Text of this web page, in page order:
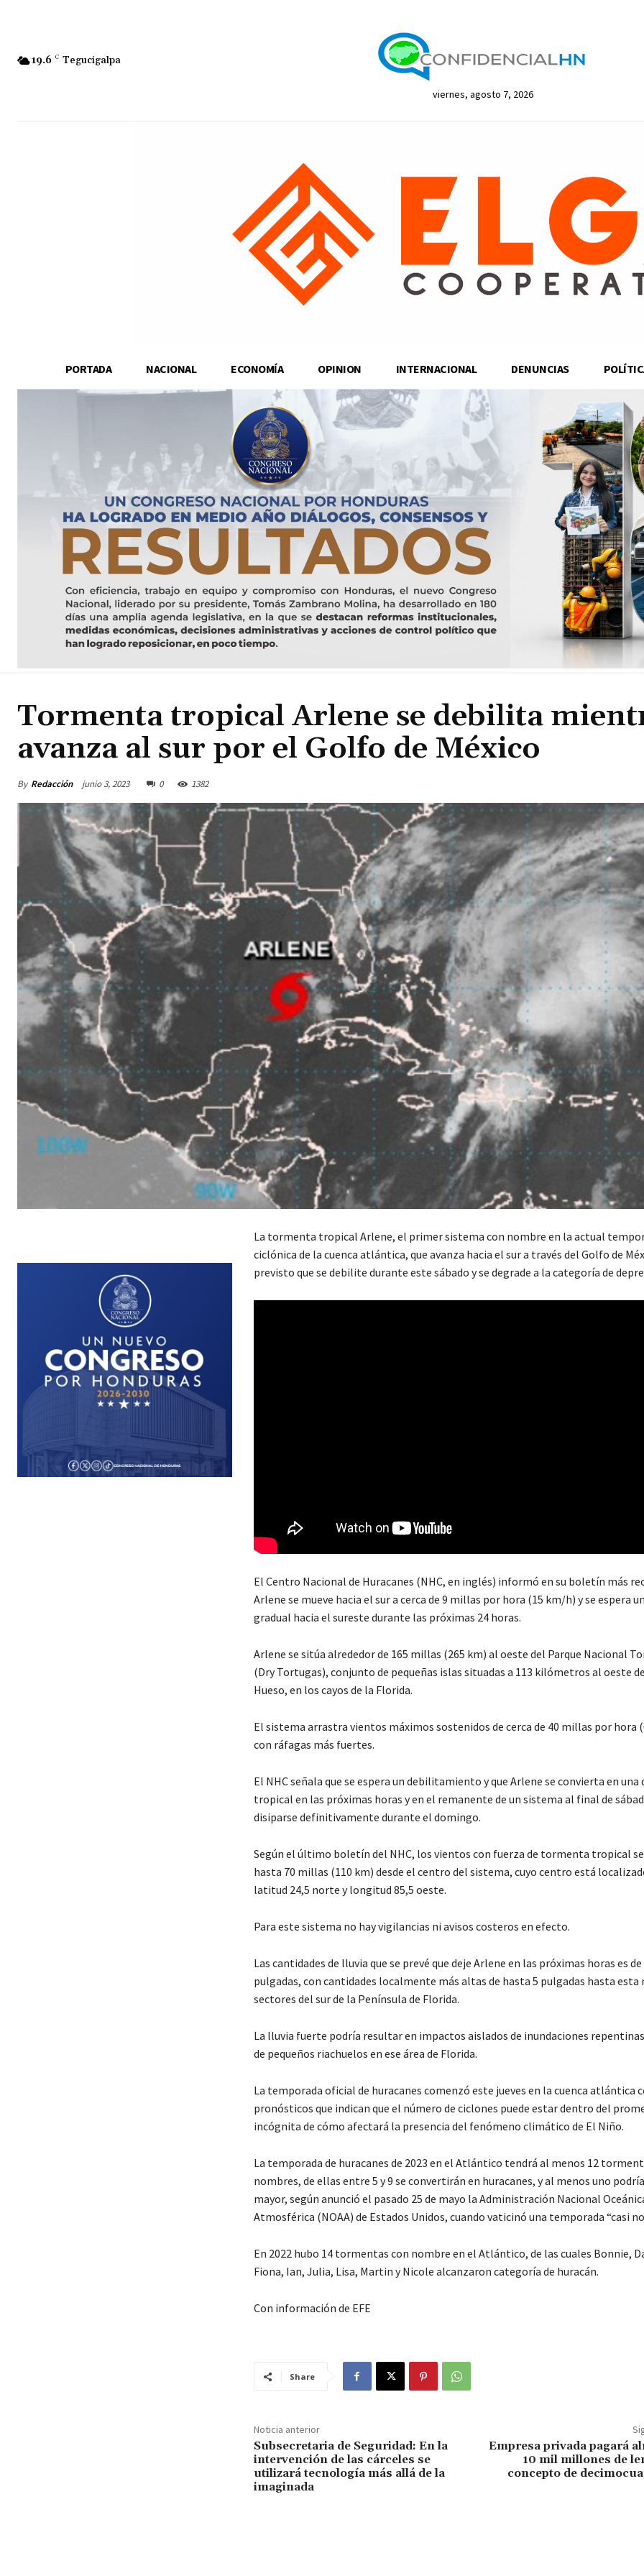
19.6 C Tegucigalpa
viernes, agosto 7, 2026
PORTADA NACIONAL ECONOMÍA OPINION INTERNACIONAL DENUNCIAS
Tormenta tropical Arlene se debilita
avanza al sur por el Golfo de México
By Redacción junio 3, 2023 0 1382
La tormenta tropical Arlene, el primer sistema con nombre en la actual
ciclónica de la cuenca atlántica, que avanza hacia el sur a través del Golfo de
previsto que se debilite durante este sábado y se degrade a la categoría de
El Centro Nacional de Huracanes (NHC, en inglés) informó en su boletín más
Arlene se mueve hacia el sur a cerca de 9 millas por hora (15 km/h) y se espera
gradual hacia el sureste durante las próximas 24 horas.
Arlene se sitúa alrededor de 165 millas (265 km) al oeste del Parque Nacional
(Dry Tortugas), conjunto de pequeñas islas situadas a 113 kilómetros al oeste
Hueso, en los cayos de la Florida.
El sistema arrastra vientos máximos sostenidos de cerca de 40 millas por hora
con ráfagas más fuertes.
El NHC señala que se espera un debilitamiento y que Arlene se convierta en una
tropical en las próximas horas y en el remanente de un sistema al final de
disiparse definitivamente durante el domingo.
Según el último boletín del NHC, los vientos con fuerza de tormenta tropical
hasta 70 millas (110 km) desde el centro del sistema, cuyo centro está
latitud 24,5 norte y longitud 85,5 oeste.
Para este sistema no hay vigilancias ni avisos costeros en efecto.
Las cantidades de lluvia que se prevé que deje Arlene en las próximas horas es de
pulgadas, con cantidades localmente más altas de hasta 5 pulgadas hasta esta
sectores del sur de la Península de Florida.
La lluvia fuerte podría resultar en impactos aislados de inundaciones
de pequeños riachuelos en ese área de Florida.
La temporada oficial de huracanes comenzó este jueves en la cuenca atlántica
pronósticos que indican que el número de ciclones puede estar dentro del
incógnita de cómo afectará la presencia del fenómeno climático de El Niño.
La temporada de huracanes de 2023 en el Atlántico tendrá al menos 12
nombres, de ellas entre 5 y 9 se convertirán en huracanes, y al menos uno
mayor, según anunció el pasado 25 de mayo la Administración Nacional
Atmosférica (NOAA) de Estados Unidos, cuando vaticinó una temporada “casi
En 2022 hubo 14 tormentas con nombre en el Atlántico, de las cuales Bonnie,
Fiona, Ian, Julia, Lisa, Martin y Nicole alcanzaron categoría de huracán.
Con información de EFE
Share
Noticia anterior
Subsecretaria de Seguridad: En la
intervención de las cárceles se
utilizará tecnología más allá de la
imaginada
Empresa privada pagará
10 mil millones de
concepto de